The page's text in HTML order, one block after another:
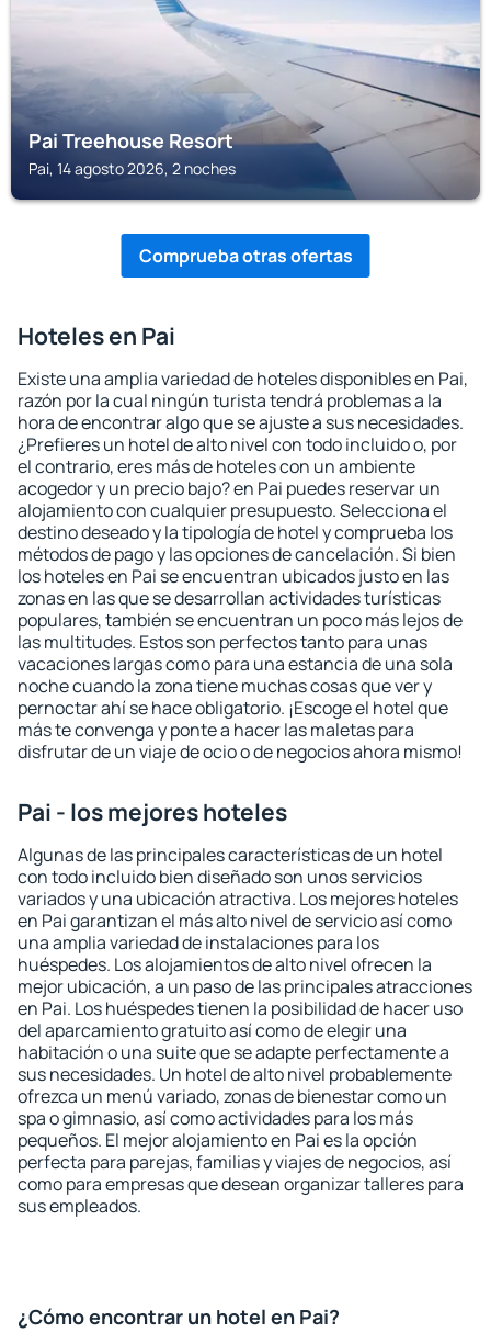
Pai Treehouse Resort
Pai, 14 agosto 2026, 2 noches
Comprueba otras ofertas
Hoteles en Pai
Existe una amplia variedad de hoteles disponibles en Pai,
razón por la cual ningún turista tendrá problemas a la
hora de encontrar algo que se ajuste a sus necesidades.
¿Prefieres un hotel de alto nivel con todo incluido o, por
el contrario, eres más de hoteles con un ambiente
acogedor y un precio bajo? en Pai puedes reservar un
alojamiento con cualquier presupuesto. Selecciona el
destino deseado y la tipología de hotel y comprueba los
métodos de pago y las opciones de cancelación. Si bien
los hoteles en Pai se encuentran ubicados justo en las
zonas en las que se desarrollan actividades turísticas
populares, también se encuentran un poco más lejos de
las multitudes. Estos son perfectos tanto para unas
vacaciones largas como para una estancia de una sola
noche cuando la zona tiene muchas cosas que ver y
pernoctar ahí se hace obligatorio. ¡Escoge el hotel que
más te convenga y ponte a hacer las maletas para
disfrutar de un viaje de ocio o de negocios ahora mismo!
Pai - los mejores hoteles
Algunas de las principales características de un hotel
con todo incluido bien diseñado son unos servicios
variados y una ubicación atractiva. Los mejores hoteles
en Pai garantizan el más alto nivel de servicio así como
una amplia variedad de instalaciones para los
huéspedes. Los alojamientos de alto nivel ofrecen la
mejor ubicación, a un paso de las principales atracciones
en Pai. Los huéspedes tienen la posibilidad de hacer uso
del aparcamiento gratuito así como de elegir una
habitación o una suite que se adapte perfectamente a
sus necesidades. Un hotel de alto nivel probablemente
ofrezca un menú variado, zonas de bienestar como un
spa o gimnasio, así como actividades para los más
pequeños. El mejor alojamiento en Pai es la opción
perfecta para parejas, familias y viajes de negocios, así
como para empresas que desean organizar talleres para
sus empleados.
¿Cómo encontrar un hotel en Pai?